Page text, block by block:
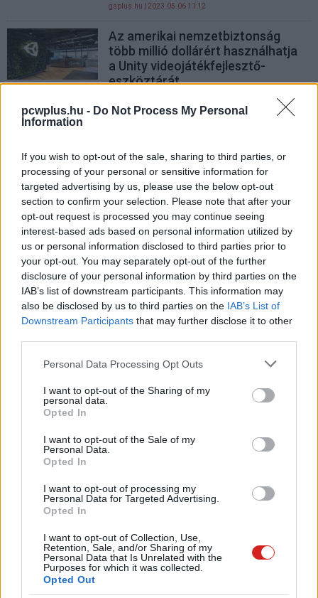
pcwplus.hu - Do Not Process My Personal
Information
If you wish to opt-out of the sale, sharing to third parties, or
processing of your personal or sensitive information for
targeted advertising by us, please use the below opt-out
section to confirm your selection. Please note that after your
opt-out request is processed you may continue seeing
interest-based ads based on personal information utilized by
us or personal information disclosed to third parties prior to
your opt-out. You may separately opt-out of the further
disclosure of your personal information by third parties on the
IAB’s list of downstream participants. This information may
also be disclosed by us to third parties on the IAB’s List of
Downstream Participants that may further disclose it to other
Please note that this website/app uses one or more Google
not limited to your visit or usage behaviour. You may click to
grant or deny consent to Google and its third-party tags to
use your data for below specified purposes in below Google
consent section.
Personal Data Processing Opt Outs
I want to opt-out of the Sharing of my
personal data.
Opted In
I want to opt-out of the Sale of my
Personal Data.
Opted In
I want to opt-out of processing my
Personal Data for Targeted Advertising.
Opted In
I want to opt-out of Collection, Use,
Retention, Sale, and/or Sharing of my
Personal Data that Is Unrelated with the
Purposes for which it was collected.
Opted Out
gsplus.hu | 2023.05.06 11:12
Az amerikai nemzetbiztonság
több millió dollárért használhatja
a Unity videojátékfejlesztő-
eszköztárát
gsplus.hu| 2022.03.26 21:10
Együtt Pac-Manezhetnek a
streamerek és a nézők a
Facebook új funkciójával
PCW.pro | 2021.12.07 18:35
A Unity felvásárolja Peter Jackson
VFX-es cégét, hogy
metaverzumot építsen vele
PCW.lite| 2021.11.11 13:05
A Unity fejlesztőinek nem tetszik,
munkájukat
kilövést
Így tenné játékra alkalmassá a
Google a Chromebookokat
Városokra szabott közösségi
hírfolyamot kap a Google Térkép